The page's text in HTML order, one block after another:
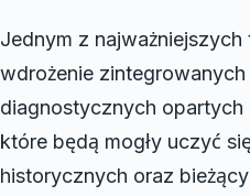
Jednym z
wdrożenie
diagnostycznych opartych
które będą mogły uczyć
historycznych oraz